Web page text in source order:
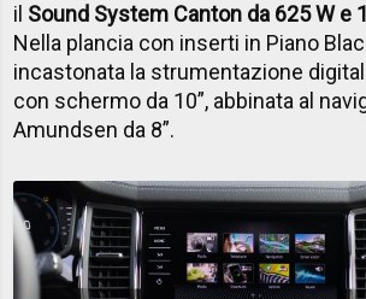
il Sound System Canton da 625 W e
Nella plancia con inserti in Piano
incastonata la strumentazione
con schermo da 10”, abbinata al
Amundsen da 8”.